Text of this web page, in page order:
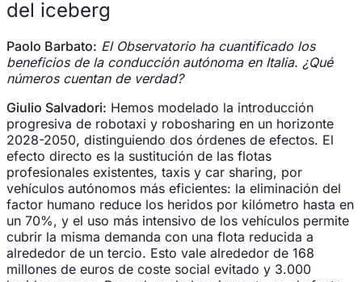
del iceberg
Paolo Barbato: El Observatorio ha cuantificado los
beneficios de la conducción autónoma en Italia. ¿Qué
números cuentan de verdad?
Giulio Salvadori: Hemos modelado la introducción
progresiva de robotaxi y robosharing en un horizonte
2028-2050, distinguiendo dos órdenes de efectos. El
efecto directo es la sustitución de las flotas
profesionales existentes, taxis y car sharing, por
vehículos autónomos más eficientes: la eliminación del
factor humano reduce los heridos por kilómetro hasta en
un 70%, y el uso más intensivo de los vehículos permite
cubrir la misma demanda con una flota reducida a
alrededor de un tercio. Esto vale alrededor de 168
millones de euros de coste social evitado y 3.000